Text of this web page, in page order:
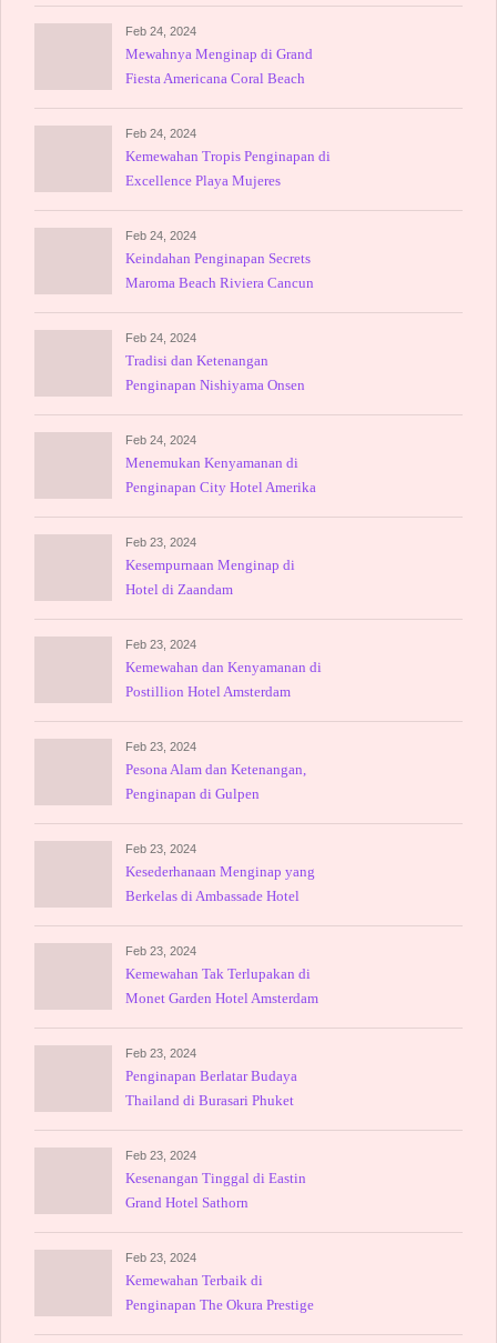
Feb 24, 2024
Mewahnya Menginap di Grand
Fiesta Americana Coral Beach
Feb 24, 2024
Kemewahan Tropis Penginapan di
Excellence Playa Mujeres
Feb 24, 2024
Keindahan Penginapan Secrets
Maroma Beach Riviera Cancun
Feb 24, 2024
Tradisi dan Ketenangan
Penginapan Nishiyama Onsen
Feb 24, 2024
Menemukan Kenyamanan di
Penginapan City Hotel Amerika
Feb 23, 2024
Kesempurnaan Menginap di
Hotel di Zaandam
Feb 23, 2024
Kemewahan dan Kenyamanan di
Postillion Hotel Amsterdam
Feb 23, 2024
Pesona Alam dan Ketenangan,
Penginapan di Gulpen
Feb 23, 2024
Kesederhanaan Menginap yang
Berkelas di Ambassade Hotel
Feb 23, 2024
Kemewahan Tak Terlupakan di
Monet Garden Hotel Amsterdam
Feb 23, 2024
Penginapan Berlatar Budaya
Thailand di Burasari Phuket
Feb 23, 2024
Kesenangan Tinggal di Eastin
Grand Hotel Sathorn
Feb 23, 2024
Kemewahan Terbaik di
Penginapan The Okura Prestige